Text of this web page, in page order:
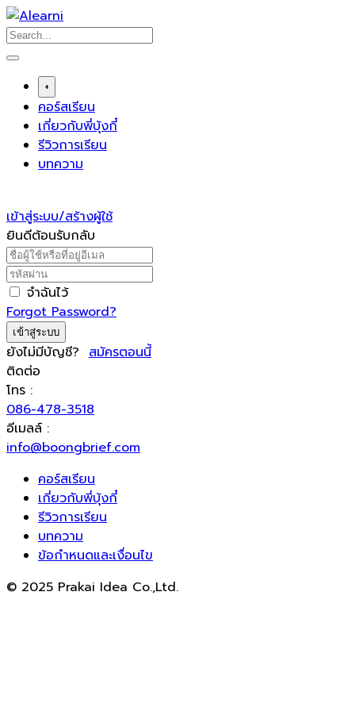
Skip
to
content
+
คอร์สเรียน
เกี่ยวกับพี่บุ้งกี๋
รีวิวการเรียน
บทความ
เข้าสู่ระบบ/สร้างผู้ใช้
ยินดีต้อนรับกลับ
จำฉันไว้
Forgot Password?
เข้าสู่ระบบ
ยังไม่มีบัญชี? สมัครตอนนี้
ติดต่อ
โทร :
086-478-3518
อีเมลล์ :
info@boongbrief.com
คอร์สเรียน
เกี่ยวกับพี่บุ้งกี๋
รีวิวการเรียน
บทความ
ข้อกำหนดและเงื่อนไข
© 2025 Prakai Idea Co.,Ltd.